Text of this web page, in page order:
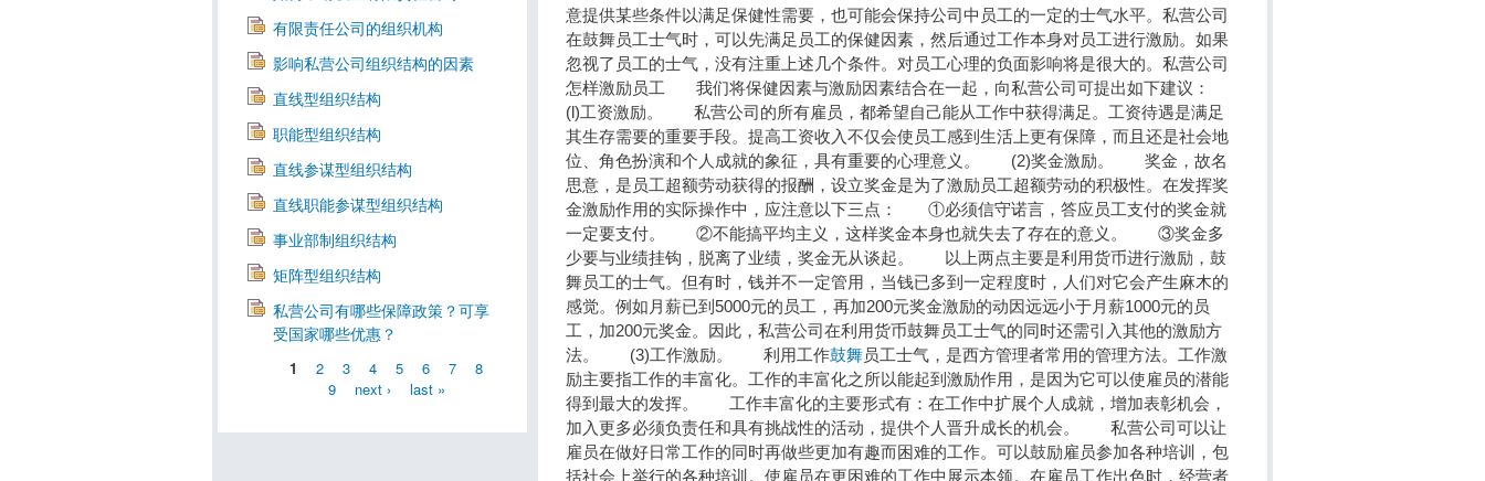
有限责任公司的组织机构
影响私营公司组织结构的因素
直线型组织结构
职能型组织结构
直线参谋型组织结构
直线职能参谋型组织结构
事业部制组织结构
矩阵型组织结构
私营公司有哪些保障政策？可享
受国家哪些优惠？
1 2 3 4 5 6 7
8
9
next › last »
意提供某些条件以满足保健性需要，也可能会保持公司中员工的一定的士气水平。私营公司
在鼓舞员工士气时，可以先满足员工的保健因素，然后通过工作本身对员工进行激励。如果
忽视了员工的士气，没有注重上述几个条件。对员工心理的负面影响将是很大的。私营公司
怎样激励员工 我们将保健因素与激励因素结合在一起，向私营公司可提出如下建议：
(l)工资激励。 私营公司的所有雇员，都希望自己能从工作中获得满足。工资待遇是满足
其生存需要的重要手段。提高工资收入不仅会使员工感到生活上更有保障，而且还是社会地
位、角色扮演和个人成就的象征，具有重要的心理意义。 (2)奖金激励。 奖金，故名
思意，是员工超额劳动获得的报酬，设立奖金是为了激励员工超额劳动的积极性。在发挥奖
金激励作用的实际操作中，应注意以下三点： ①必须信守诺言，答应员工支付的奖金就
一定要支付。 ②不能搞平均主义，这样奖金本身也就失去了存在的意义。 ③奖金多
少要与业绩挂钩，脱离了业绩，奖金无从谈起。 以上两点主要是利用货币进行激励，鼓
舞员工的士气。但有时，钱并不一定管用，当钱已多到一定程度时，人们对它会产生麻木的
感觉。例如月薪已到5000元的员工，再加200元奖金激励的动因远远小于月薪1000元的员
工，加200元奖金。因此，私营公司在利用货币鼓舞员工士气的同时还需引入其他的激励方
法。 (3)工作激励。 利用工作鼓舞员工士气，是西方管理者常用的管理方法。工作激
励主要指工作的丰富化。工作的丰富化之所以能起到激励作用，是因为它可以使雇员的潜能
得到最大的发挥。 工作丰富化的主要形式有：在工作中扩展个人成就，增加表彰机会，
加入更多必须负责任和具有挑战性的活动，提供个人晋升成长的机会。 私营公司可以让
雇员在做好日常工作的同时再做些更加有趣而困难的工作。可以鼓励雇员参加各种培训，包
括社会上举行的各种培训。使雇员在更困难的工作中展示本领。在雇员工作出色时，经营者